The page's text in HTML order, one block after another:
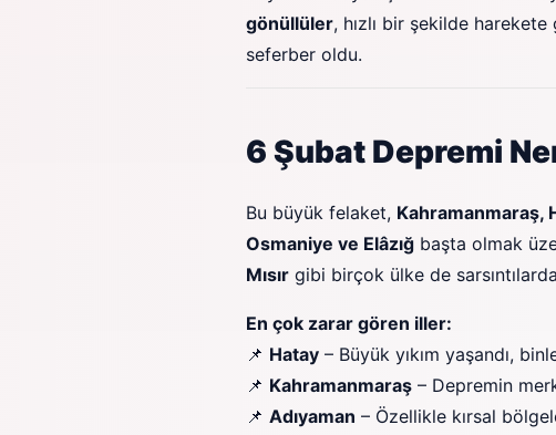
gönüllüler, hızlı bir şekilde
seferber oldu.
6 Şubat Depremi
Bu büyük felaket, Kahramanmaraş,
Osmaniye ve Elâzığ başta olmak
Mısır gibi birçok ülke de
En çok zarar gören iller:
📌 Hatay – Büyük yıkım yaşandı,
📌 Kahramanmaraş – Depremin
📌 Adıyaman – Özellikle kırsal